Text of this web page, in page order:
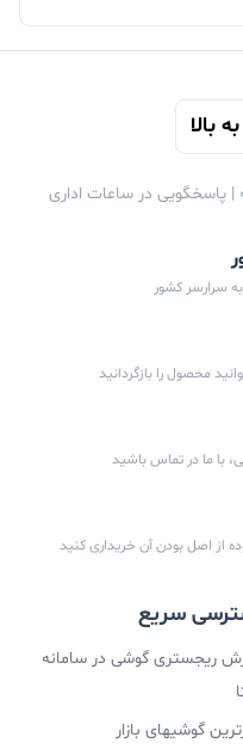
بالا
سرارسر کشور
محصول را بازگردانید
با ما در تماس باشید
از اصل بودن آن خریداری کنید
سریع
ریجستری گوشی در سامانه
گوشیهای بازار